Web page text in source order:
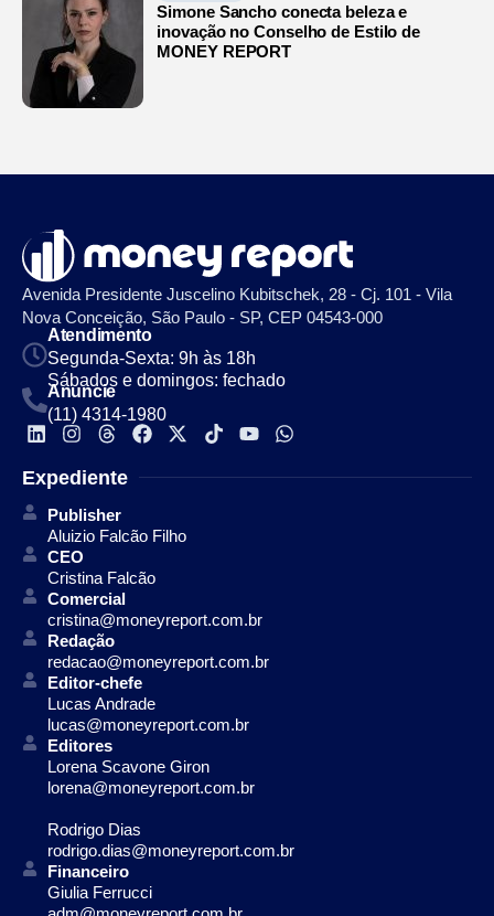
Simone Sancho conecta beleza e
inovação no Conselho de Estilo de
MONEY REPORT
Avenida Presidente Juscelino Kubitschek, 28 - Cj. 101 - Vila
Nova Conceição, São Paulo - SP, CEP 04543-000
Atendimento
Segunda-Sexta: 9h às 18h
Sábados e domingos: fechado
Anuncie
(11) 4314-1980
Expediente
Publisher
Aluizio Falcão Filho
CEO
Cristina Falcão
Comercial
cristina@moneyreport.com.br
Redação
redacao@moneyreport.com.br
Editor-chefe
Lucas Andrade
lucas@moneyreport.com.br
Editores
Lorena Scavone Giron
lorena@moneyreport.com.br
Rodrigo Dias
rodrigo.dias@moneyreport.com.br
Financeiro
Giulia Ferrucci